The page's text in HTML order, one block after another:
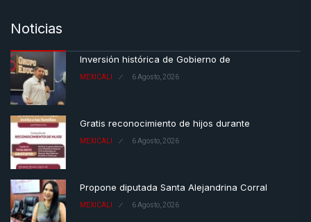
Noticias
Inversión histórica de Gobierno de
MEXICALI 6 Agosto, 2026
Gratis reconocimiento de hijos durante
MEXICALI 6 Agosto, 2026
Propone diputada Santa Alejandrina Corral
MEXICALI 6 Agosto, 2026